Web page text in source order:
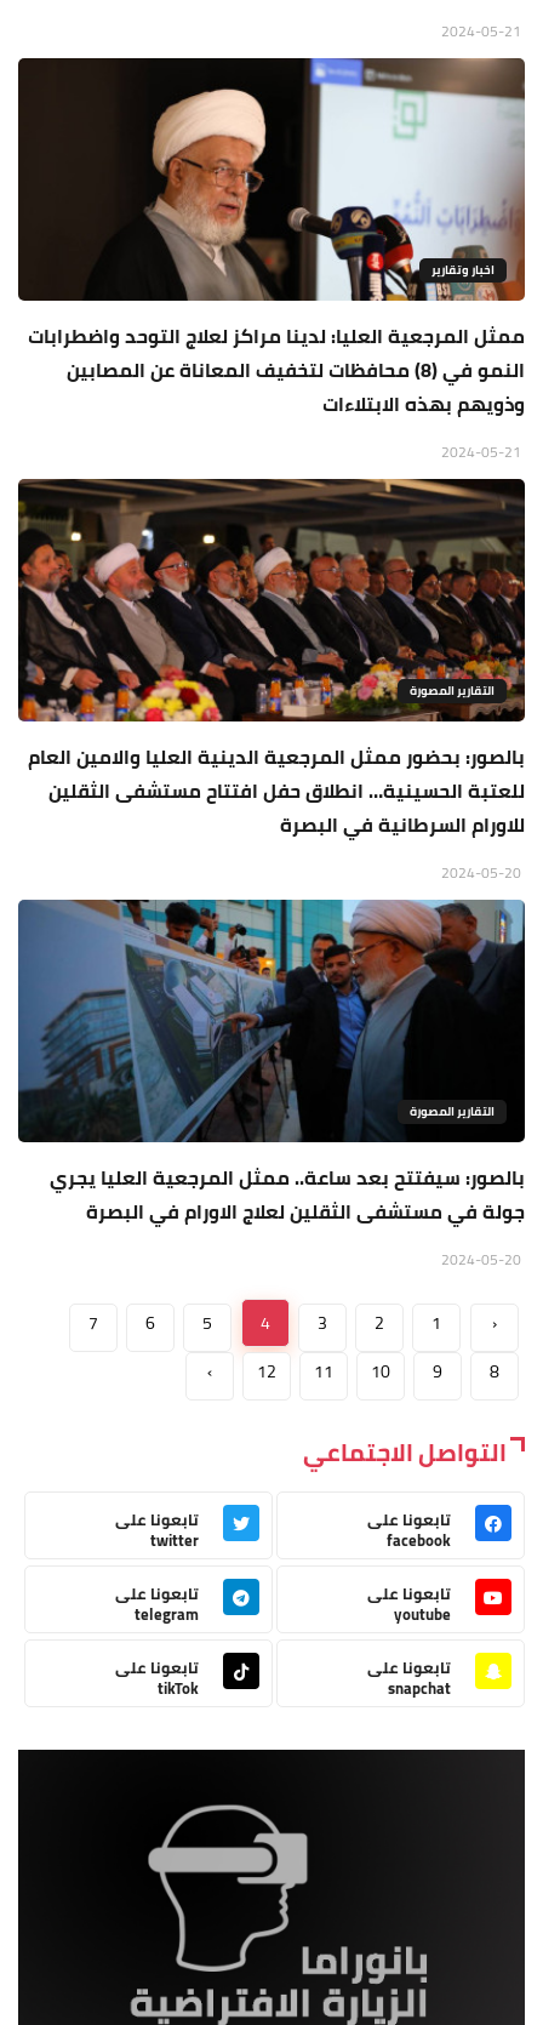
اخبار وتقارير
ممثل المرجعية العليا: لدينا مراكز لعلاج التوحد واضطرابات
النمو في (8) محافظات لتخفيف المعاناة عن المصابين
وذويهم بهذه الابتلاءات
التقارير المصورة
بالصور: بحضور ممثل المرجعية الدينية العليا والامين العام
للعتبة الحسينية… انطلاق حفل افتتاح مستشفى الثقلين
للاورام السرطانية في البصرة
التقارير المصورة
بالصور: سيفتتح بعد ساعة.. ممثل المرجعية العليا يجري
جولة في مستشفى الثقلين لعلاج الاورام في البصرة
‹
1
2
3
4
5
6
7
8
9
10
11
12
›
التواصل الاجتماعي
تابعونا على
facebook
تابعونا على
twitter
تابعونا على
youtube
تابعونا على
telegram
تابعونا على
snapchat
تابعونا على
tikTok